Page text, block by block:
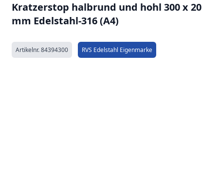
Kratzerstop halbrund und hohl 300 x 20
mm Edelstahl-316 (A4)
Artikelnr.84394300 RVS Edelstahl Eigenmarke